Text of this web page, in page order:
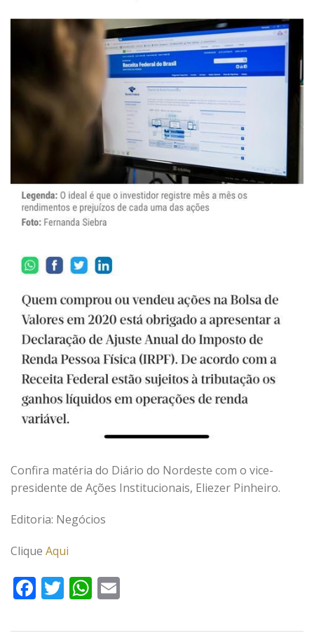
Confira matéria do Diário do Nordeste com o vice-
presidente de Ações Institucionais, Eliezer Pinheiro.
Editoria: Negócios
Clique Aqui
Facebook
TwitterWhatsApp